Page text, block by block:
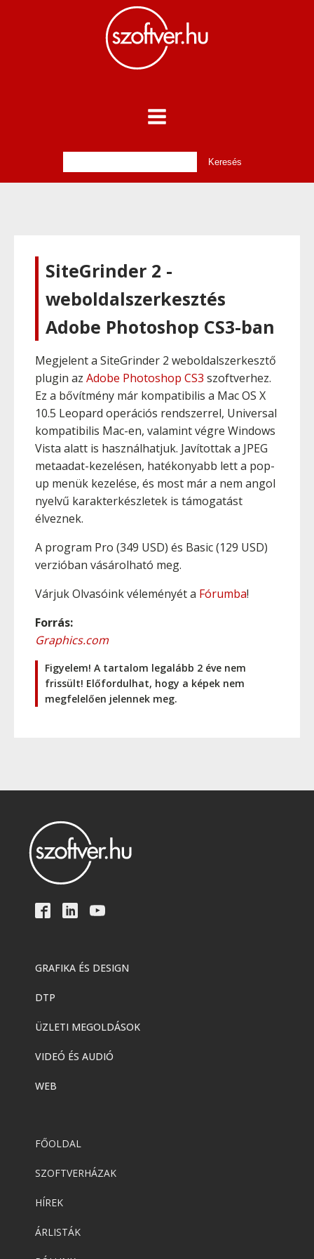
SiteGrinder 2 -
weboldalszerkesztés
Adobe Photoshop CS3-ban
Megjelent a SiteGrinder 2 weboldalszerkesztő
plugin az Adobe Photoshop CS3 szoftverhez.
Ez a bővítmény már kompatibilis a Mac OS X
10.5 Leopard operációs rendszerrel, Universal
kompatibilis Mac-en, valamint végre Windows
Vista alatt is használhatjuk. Javítottak a JPEG
metaadat-kezelésen, hatékonyabb lett a pop-
up menük kezelése, és most már a nem angol
nyelvű karakterkészletek is támogatást
élveznek.
A program Pro (349 USD) és Basic (129 USD)
verzióban vásárolható meg.
Várjuk Olvasóink véleményét a Fórumba!
Forrás:
Graphics.com
Figyelem! A tartalom legalább 2 éve nem
frissült! Előfordulhat, hogy a képek nem
megfelelően jelennek meg.
GRAFIKA ÉS DESIGN
DTP
ÜZLETI MEGOLDÁSOK
VIDEÓ ÉS AUDIÓ
WEB
FŐOLDAL
SZOFTVERHÁZAK
HÍREK
ÁRLISTÁK